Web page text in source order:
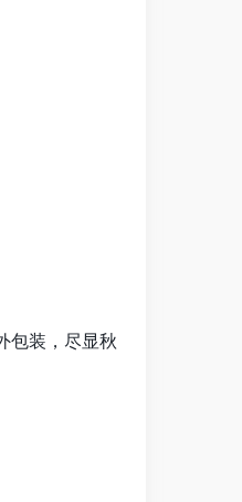
包装，尽显秋